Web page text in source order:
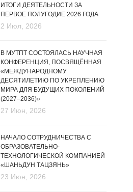
ИТОГИ ДЕЯТЕЛЬНОСТИ ЗА
ПЕРВОЕ ПОЛУГОДИЕ 2026 ГОДА
2 Июл, 2026
В МУТПТ СОСТОЯЛАСЬ НАУЧНАЯ
КОНФЕРЕНЦИЯ, ПОСВЯЩЁННАЯ
«МЕЖДУНАРОДНОМУ
ДЕСЯТИЛЕТИЮ ПО УКРЕПЛЕНИЮ
МИРА ДЛЯ БУДУЩИХ ПОКОЛЕНИЙ
(2027–2036)»
27 Июн, 2026
НАЧАЛО СОТРУДНИЧЕСТВА С
ОБРАЗОВАТЕЛЬНО-
ТЕХНОЛОГИЧЕСКОЙ КОМПАНИЕЙ
«ШАНЬДУН ТАЦЗЯНЬ»
23 Июн, 2026